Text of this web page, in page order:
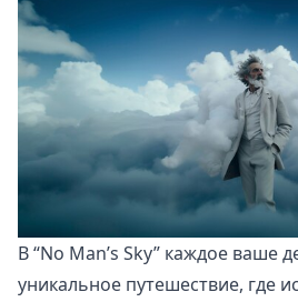
В “No Man’s Sky” каждое ваше
уникальное путешествие, где